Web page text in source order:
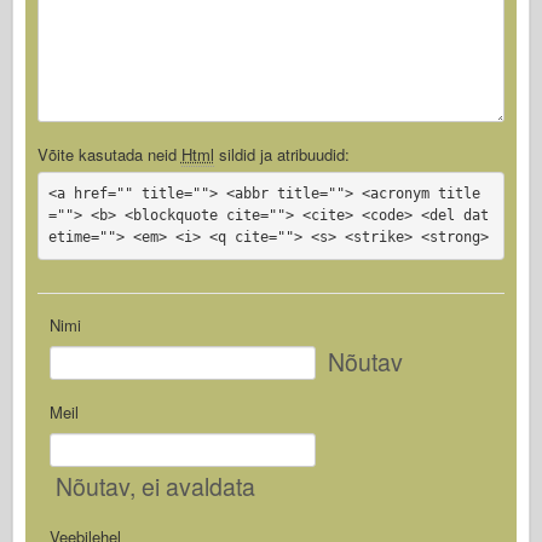
Võite kasutada neid Html sildid ja atribuudid:
<a href="" title=""> <abbr title=""> <acronym title
=""> <b> <blockquote cite=""> <cite> <code> <del dat
etime=""> <em> <i> <q cite=""> <s> <strike> <strong>
Nimi
Nõutav
Meil
Nõutav, ei avaldata
Veebilehel